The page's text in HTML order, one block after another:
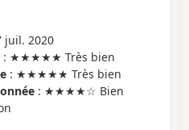
juil. 2020
: ★★★★★ Très bien
: ★★★★★ Très bien
: ★★★★☆ Bien